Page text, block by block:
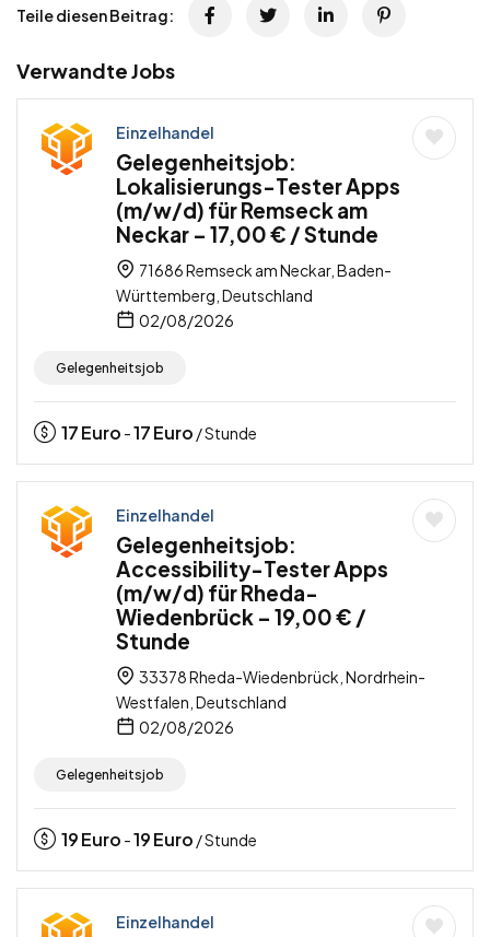
Teile diesen Beitrag:
Verwandte Jobs
Einzelhandel
Gelegenheitsjob:
Lokalisierungs-Tester Apps
(m/w/d) für Remseck am
Neckar – 17,00 € / Stunde
71686 Remseck am Neckar, Baden-
Württemberg, Deutschland
02/08/2026
Gelegenheitsjob
17Euro -17Euro / Stunde
Einzelhandel
Gelegenheitsjob:
Accessibility-Tester Apps
(m/w/d) für Rheda-
Wiedenbrück – 19,00 € /
Stunde
33378 Rheda-Wiedenbrück, Nordrhein-
Westfalen, Deutschland
02/08/2026
Gelegenheitsjob
19Euro -19Euro / Stunde
Einzelhandel